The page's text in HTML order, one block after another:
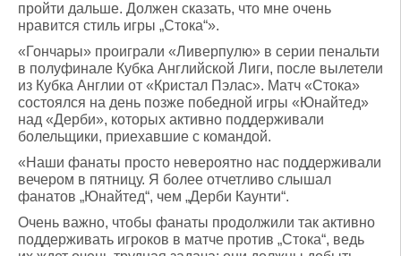
пройти дальше. Должен сказать, что мне очень
нравится стиль игры „Стока“».
«Гончары» проиграли «Ливерпулю» в серии пенальти
в полуфинале Кубка Английской Лиги, после вылетели
из Кубка Англии от «Кристал Пэлас». Матч «Стока»
состоялся на день позже победной игры «Юнайтед»
над «Дерби», которых активно поддерживали
болельщики, приехавшие с командой.
«Наши фанаты просто невероятно нас поддерживали
вечером в пятницу. Я более отчетливо слышал
фанатов „Юнайтед“, чем „Дерби Каунти“.
Очень важно, чтобы фанаты продолжили так активно
поддерживать игроков в матче против „Стока“, ведь